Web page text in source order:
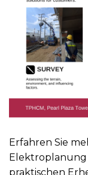
Erfahren Sie
praktischen